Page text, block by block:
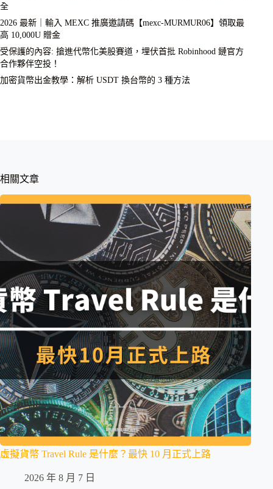
全
2026 最新｜輸入 MEXC 推廣邀請碼【mexc-MURMUR06】領取最
高 10,000U 贈金
受保護的內容: 搶進代幣化美股賽道，埋伏首批 Robinhood 鏈官方
合作夥伴空投！
加密貨幣出金教學：解析 USDT 換台幣的 3 種方法
相關文章
虛擬貨幣 Travel Rule 是什麼？最快 10 月正式上路
2026 年 8 月 7 日